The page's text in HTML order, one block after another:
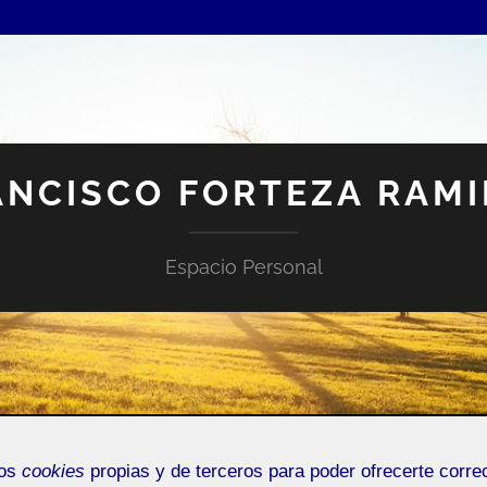
FORTEZA
Espacio Personal
cookies propias y de terceros para poder ofrecerte